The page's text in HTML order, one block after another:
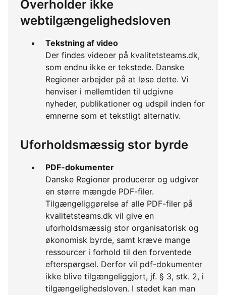
Overholder ikke
webtilgængelighedsloven
Tekstning af video
Der findes videoer på kvalitetsteams.dk,
som endnu ikke er tekstede. Danske
Regioner arbejder på at løse dette. Vi
henviser i mellemtiden til udgivne
nyheder, publikationer og udspil inden for
emnerne som et tekstligt alternativ.
Uforholdsmæssig stor byrde
PDF-dokumenter
Danske Regioner producerer og udgiver
en større mængde PDF-filer.
Tilgængeliggørelse af alle PDF-filer på
kvalitetsteams.dk vil give en
uforholdsmæssig stor organisatorisk og
økonomisk byrde, samt kræve mange
ressourcer i forhold til den forventede
efterspørgsel. Derfor vil pdf-dokumenter
ikke blive tilgængeliggjort, jf. § 3, stk. 2, i
tilgængelighedsloven. I stedet kan man